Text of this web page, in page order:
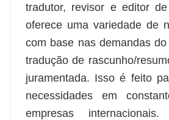
tradutor, revisor e editor
oferece uma variedade de
com base nas demandas
tradução de rascunho/
juramentada. Isso é feito
necessidades em
empresas